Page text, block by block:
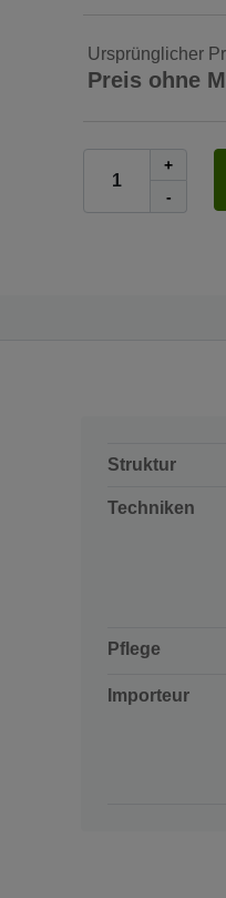
Ursprünglicher
Preis ohne
+
-
Struktur
Techniken
Pflege
Importeur